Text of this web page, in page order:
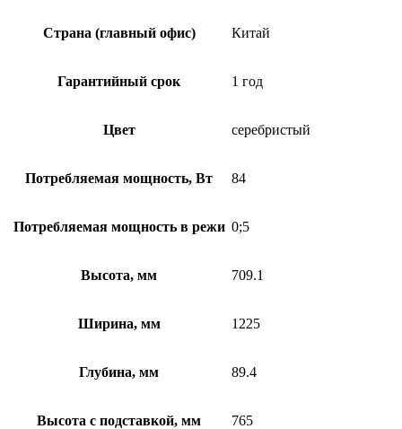
Страна (главный офис) Китай
Гарантийный срок 1 год
Цвет серебристый
Потребляемая мощность, Вт 84
Потребляемая мощность в режи 0;5
Высота, мм 709.1
Ширина, мм 1225
Глубина, мм 89.4
Высота с подставкой, мм 765